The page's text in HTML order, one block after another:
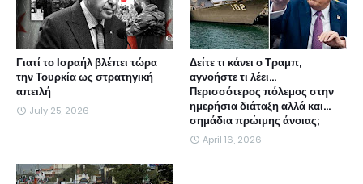
Γιατί το Ισραήλ βλέπει τώρα
την Τουρκία ως στρατηγική
απειλή
July 25, 2026
Δείτε τι κάνει ο Τραμπ,
αγνοήστε τι λέει...
Περισσότερος πόλεμος στην
ημερήσια διάταξη αλλά και...
σημάδια πρώιμης άνοιας;
April 16, 2026